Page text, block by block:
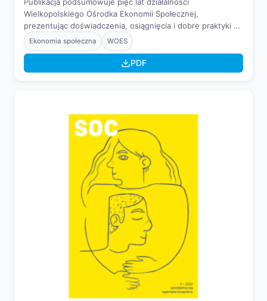
Wielkopolskiego Ośrodka Ekonomii Społecznej,
prezentując doświadczenia, osiągnięcia i dobre praktyki w
rozwoju ekonomii społecznej oraz inspiracje do tworzenia i
wzmacniania przedsiębiorstw społecznych.
Ekonomia społeczna WOES
PDF